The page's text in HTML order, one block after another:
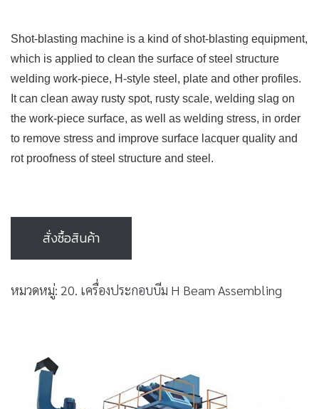
Shot-blasting machine is a kind of shot-blasting equipment,
which is applied to clean the surface of steel structure
welding work-piece, H-style steel, plate and other profiles.
It can clean away rusty spot, rusty scale, welding slag on
the work-piece surface, as well as welding stress, in order
to remove stress and improve surface lacquer quality and
rot proofness of steel structure and steel.
สั่งซื้อสินค้า
หมวดหมู่: 20. เครื่องประกอบบีม H Beam Assembling